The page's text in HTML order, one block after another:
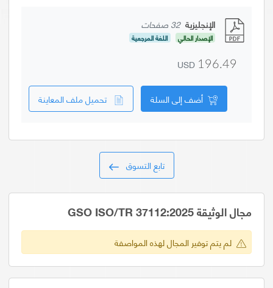
الإنجليزية 32 صفحات
الإصدار الحالي اللغة المرجعية
USD 196.49
أضف إلى السلة تحميل ملف المعاينة
تابع التسوق
مجال الوثيقة GSO ISO/TR 37112:2025
لم يتم توفير المجال لهذه المواصفة